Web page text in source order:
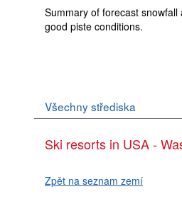
Summary of forecast
good piste conditions.
Všechny střediska
Ski resorts in USA -
Zpět na seznam zemí